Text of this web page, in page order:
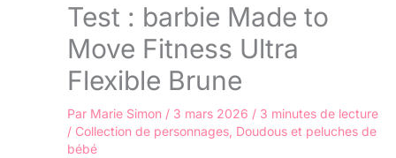
Test : barbie Made to
Move Fitness Ultra
Flexible Brune
Par Marie Simon / 3 mars 2026 / 3 minutes de lecture
/ Collection de personnages Doudous et peluches de
bébé